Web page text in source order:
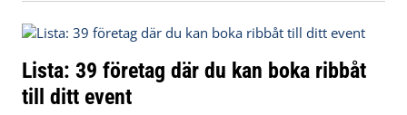
Lista: 39 företag där du kan boka ribbåt
till ditt event